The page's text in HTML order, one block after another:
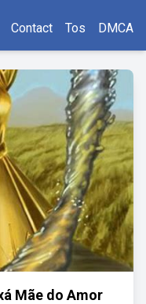
Contact Tos DMCA
Mãe do Amor